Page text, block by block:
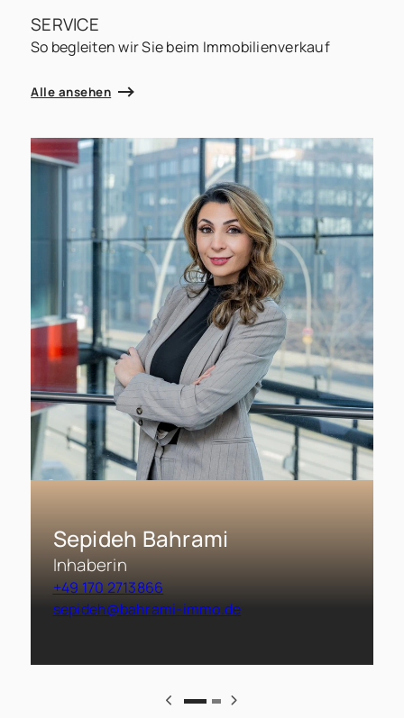
SERVICE
So begleiten wir Sie beim Immobilienverkauf
Alle ansehen
Sepideh Bahrami
Inhaberin
+49 170 2713866
sepideh@bahrami-immo.de